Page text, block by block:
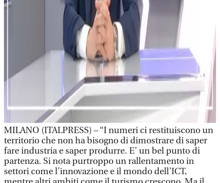
MILANO (ITALPRESS) – “I numeri ci restituiscono un
territorio che non ha bisogno di dimostrare di saper
fare industria e saper produrre. E’ un bel punto di
partenza. Si nota purtroppo un rallentamento in
settori come l’innovazione e il mondo dell’ICT,